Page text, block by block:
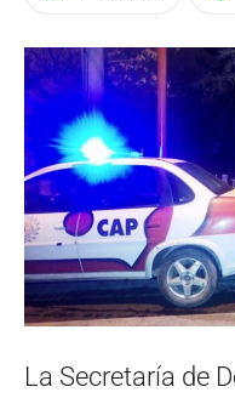
La Secretaría de